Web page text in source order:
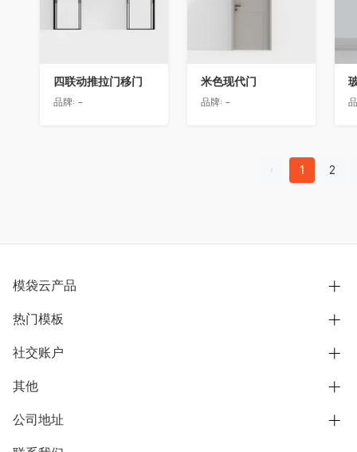
四联动推拉门移门
品牌: -
米色现代门
品牌: -
1 2
模袋云产品
别墅设计营销
模型协同展示分享
别墅社区
热门模板
欧式别墅
中式别墅
社交账户
B站
抖音
微信公众号
其他
用户服务协议
隐私政策
公司地址